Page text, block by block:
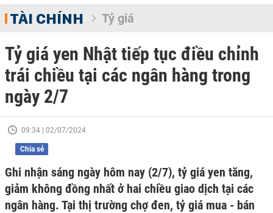
TÀI CHÍNH Tỷ giá
Tỷ giá yen Nhật tiếp tục điều chỉnh
trái chiều tại các ngân hàng trong
ngày 2/7
09:34 | 02/07/2024
Chia sẻ
Ghi nhận sáng ngày hôm nay (2/7), tỷ giá yen tăng,
giảm không đồng nhất ở hai chiều giao dịch tại các
ngân hàng. Tại thị trường chợ đen, tỷ giá mua - bán